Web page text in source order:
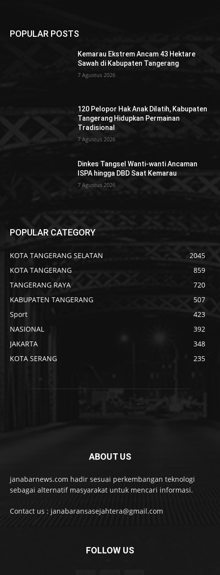
POPULAR POSTS
Kemarau Ekstrem Ancam 43 Hektare
Sawah di Kabupaten Tangerang
7 Agustus 2026
120 Pelopor Hak Anak Dilatih, Kabupaten
Tangerang Hidupkan Permainan
Tradisional
7 Agustus 2026
Dinkes Tangsel Wanti-wanti Ancaman
ISPA hingga DBD Saat Kemarau
7 Agustus 2026
POPULAR CATEGORY
KOTA TANGERANG SELATAN
2045
KOTA TANGERANG
859
TANGERANG RAYA
720
KABUPATEN TANGERANG
507
Sport
423
NASIONAL
392
JAKARTA
348
KOTA SERANG
235
ABOUT US
janabarnews.com hadir sesuai perkembangan teknologi
sebagai alternatif masyarakat untuk mencari informasi.
Contact us : janabaransasejahtera@gmail.com
FOLLOW US